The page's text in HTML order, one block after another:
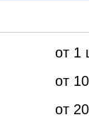
от 1
от
от